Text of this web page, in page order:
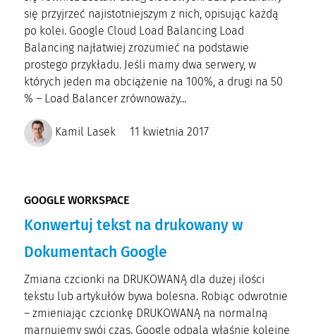
się przyjrzeć najistotniejszym z nich, opisując każdą
po kolei. Google Cloud Load Balancing Load
Balancing najłatwiej zrozumieć na podstawie
prostego przykładu. Jeśli mamy dwa serwery, w
których jeden ma obciążenie na 100%, a drugi na 50
% – Load Balancer zrównoważy...
Kamil Lasek 11 kwietnia 2017
GOOGLE WORKSPACE
Konwertuj tekst na drukowany w
Dokumentach Google
Zmiana czcionki na DRUKOWANĄ dla dużej ilości
tekstu lub artykułów bywa bolesna. Robiąc odwrotnie
– zmieniając czcionkę DRUKOWANĄ na normalną
marnujemy swój czas. Google odpala właśnie kolejne